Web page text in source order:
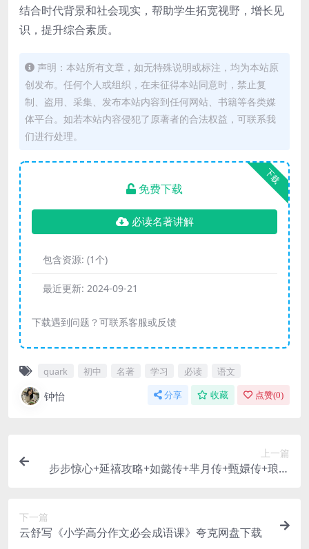
结合时代背景和社会现实，帮助学生拓宽视野，增长见
识，提升综合素质。
声明：本站所有文章，如无特殊说明或标注，均为本站原
创发布。任何个人或组织，在未征得本站同意时，禁止复
制、盗用、采集、发布本站内容到任何网站、书籍等各类媒
体平台。如若本站内容侵犯了原著者的合法权益，可联系我
们进行处理。
下载
免费下载
必读名著讲解
包含资源: (1个)
最近更新: 2024-09-21
下载遇到问题？可联系客服或反馈
quark 初中 名著 学习 必读 语文
钟怡 分享 收藏 点赞(0)
上一篇
步步惊心+延禧攻略+如懿传+芈月传+甄嬛传+琅琊
下一篇
云舒写《小学高分作文必会成语课》夸克网盘下载